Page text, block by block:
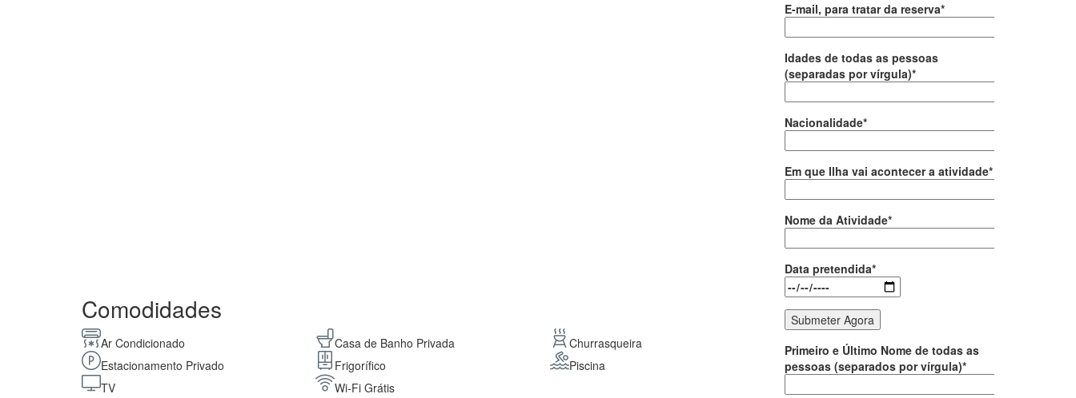
Comodidades
Ar Condicionado Casa de Banho Privada
Churrasqueira
Estacionamento Privado
Frigorífico
Piscina
TV
Wi-Fi Grátis
E-mail, para tratar da reserva*
Idades de todas as pessoas
(separadas por vírgula)*
Nacionalidade*
Em que Ilha vai acontecer a atividade*
Nome da Atividade*
Data pretendida*
Primeiro e Último Nome de todas as
pessoas (separados por vírgula)*